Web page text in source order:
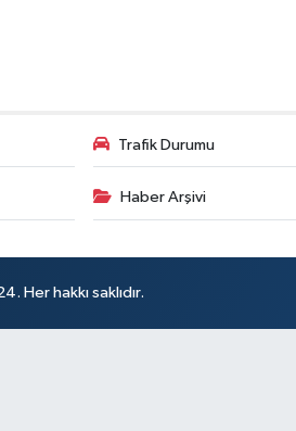
Trafik Durumu
Haber Arşivi
Her hakkı saklıdır.